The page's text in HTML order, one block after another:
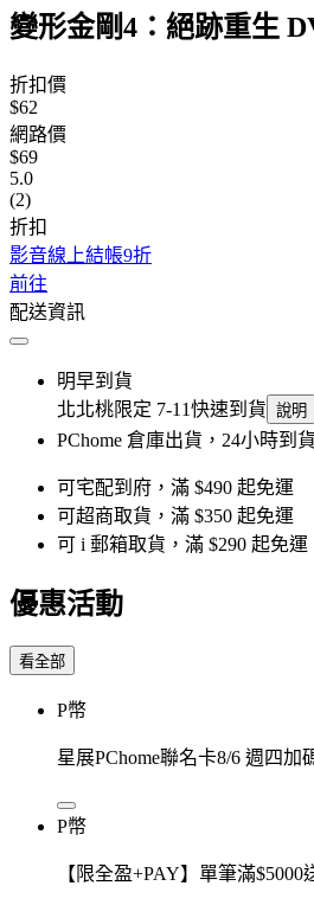
變形金剛4：絕跡重生
折扣價
$62
網路價
$69
5.0
(2)
折扣
影音線上結帳9折
前往
配送資訊
明早到貨
北北桃限定 7-11快速到貨 說明
PChome 倉庫出貨，24小時到貨
可宅配到府，滿 $490 起免運
可超商取貨，滿 $350 起免運
可 i 郵箱取貨，滿 $290 起免運
優惠活動
看全部
P幣
星展PChome聯名卡8/6 週四加
P幣
【限全盈+PAY】單筆滿$5000